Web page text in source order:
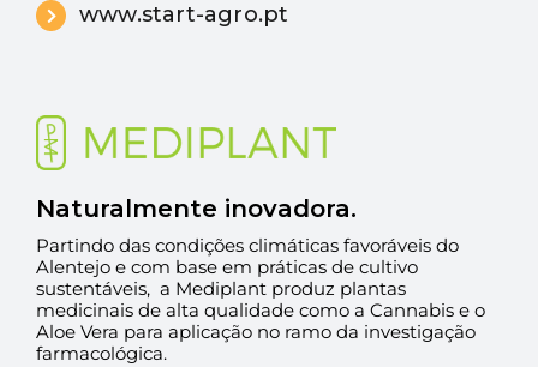
www.start-agro.pt
Naturalmente inovadora.
Partindo das condições climáticas favoráveis do
Alentejo e com base em práticas de cultivo
sustentáveis, a Mediplant produz plantas
medicinais de alta qualidade como a Cannabis e o
Aloe Vera para aplicação no ramo da investigação
farmacológica.